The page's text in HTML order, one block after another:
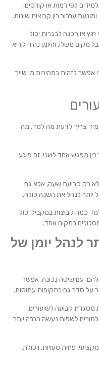
לפי רמות או קורסים.
ערבוב בין קבוצות שונות.
או הכנה לבגרות יכול
מקום משלו, והיומן נהיה קריא
אפשר לזהות במהירות מי שייך
צריך לדעת מה למד, מה
מפגש אחד לשני. זה פוגע
לא רק קביעת שעה, אלא גם
לנהל את השנה כולה.
כמה קבוצות במקביל יכול
במקום אחד.
לנהל יומן של
שלהם. עם שיטה נכונה, אפשר
על סדר גם בתקופות עמוסות.
מסגרת קבועה לשיעורים,
למורים לשפות נעשה הרבה יותר
פחות טעויות, ויכולת